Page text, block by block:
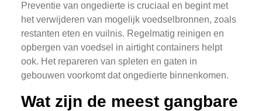
Preventie van ongedierte is cruciaal en begint met
het verwijderen van mogelijk voedselbronnen, zoals
restanten eten en vuilnis. Regelmatig reinigen en
opbergen van voedsel in airtight containers helpt
ook. Het repareren van spleten en gaten in
gebouwen voorkomt dat ongedierte binnenkomen.
Wat zijn de meest gangbare